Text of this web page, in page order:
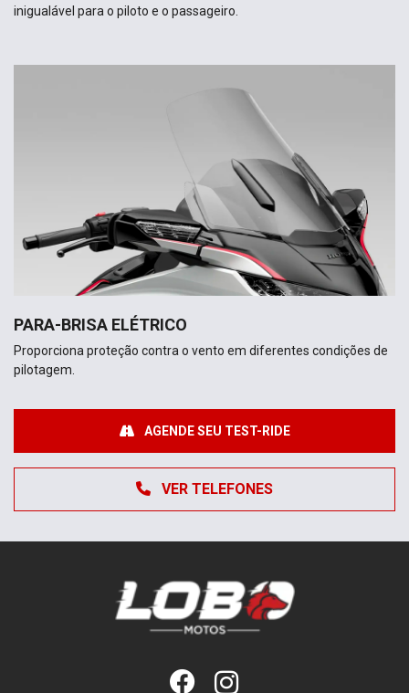
inigualável para o piloto e o passageiro.
PARA-BRISA ELÉTRICO
Proporciona proteção contra o vento em diferentes condições de
pilotagem.
VER TELEFONES
AGENDE SEU TEST-RIDE